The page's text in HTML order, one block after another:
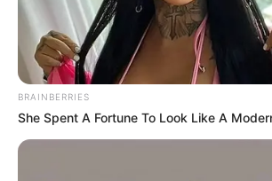
parlamentares.. ."
Veja a matéria completa, aqui!
Conteúdo relacionado
+Outubro Rosa: Dia do Agente
+O que devemos aprender com a falha do
BRAINBERRIES
She Spent A Fortune To Look Like A